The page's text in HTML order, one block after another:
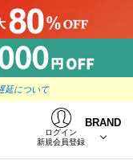
延について
ログイン
新規会員登録
BRAND